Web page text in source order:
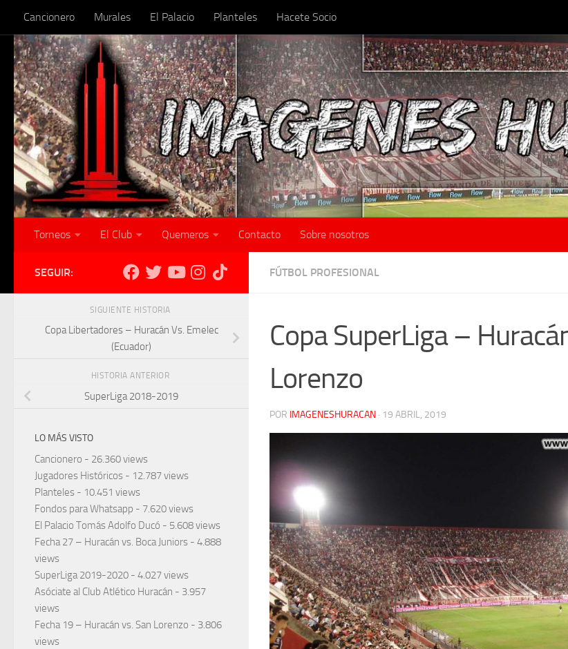
Skip to content
Cancionero Murales El Palacio Planteles Hacete Socio
Torneos El Club Quemeros Contacto Sobre nosotros
FÚTBOL PROFESIONAL
Copa SuperLiga –
Lorenzo
POR IMAGENESHURACAN · 19 ABRIL, 2019
SEGUIR:
SIGUIENTE HISTORIA
Copa Libertadores – Huracán Vs. Emelec
(Ecuador)
HISTORIA ANTERIOR
SuperLiga 2018-2019
LO MÁS VISTO
Cancionero - 26.360 views
Jugadores Históricos - 12.787 views
Planteles - 10.451 views
Fondos para Whatsapp - 7.620 views
El Palacio Tomás Adolfo Ducó - 5.608 views
Fecha 27 – Huracán vs. Boca Juniors - 4.888
views
SuperLiga 2019-2020 - 4.027 views
Asóciate al Club Atlético Huracán - 3.957
views
Fecha 19 – Huracán vs. San Lorenzo - 3.806
views